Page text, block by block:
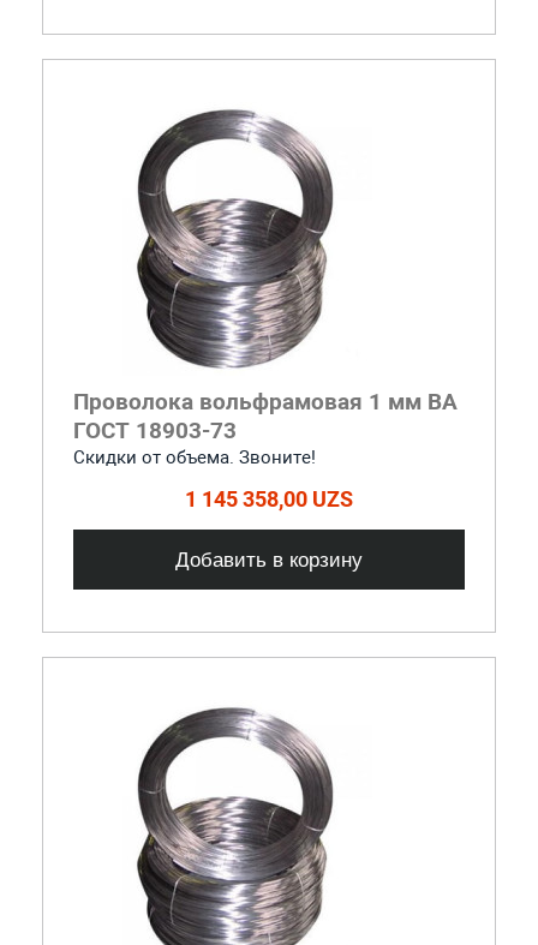
Проволока вольфрамовая 1 мм ВА
ГОСТ 18903-73
Скидки от объема. Звоните!
1 145 358,00 UZS
Добавить в корзину